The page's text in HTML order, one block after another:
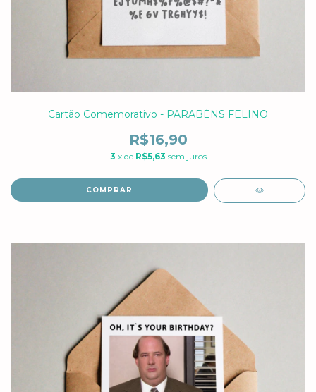
Cartão Comemorativo - PARABÉNS FELINO
R$16,90
3 x de R$5,63 sem juros